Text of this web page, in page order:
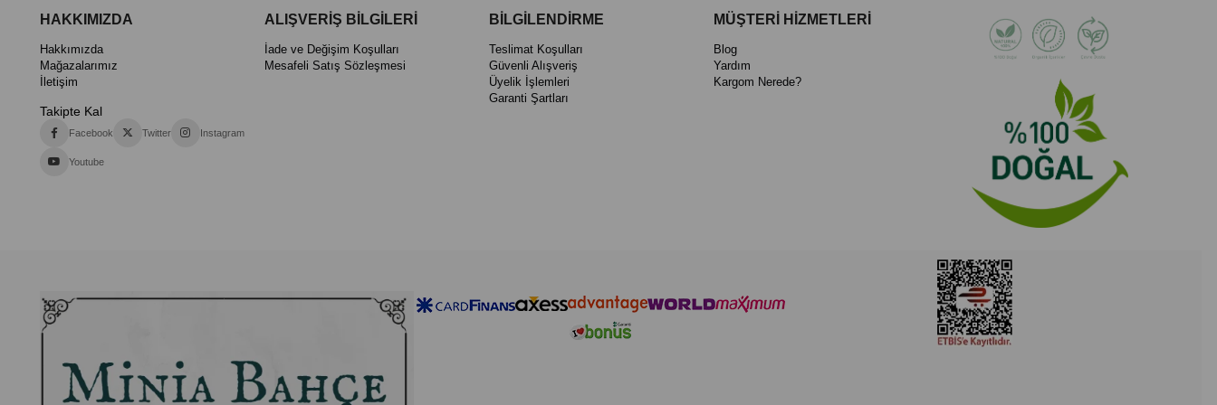
HAKKIMIZDA
Hakkımızda
Mağazalarımız
İletişim
Takipte Kal
Facebook Twitter Instagram
Youtube
ALIŞVERİŞ BİLGİLERİ
İade ve Değişim Koşulları
Mesafeli Satış Sözleşmesi
BİLGİLENDİRME
Teslimat Koşulları
Güvenli Alışveriş
Üyelik İşlemleri
Garanti Şartları
MÜŞTERİ HİZMETLERİ
Blog
Yardım
Kargom Nerede?